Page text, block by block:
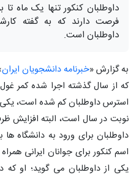
داوطلبان کنکور تنها یک ماه
فرصت دارند که به گفته
داوطلبان است.
به گزارش «خبرنامه دانشجویان ایران
که از سال گذشته اجرا شده کمر
استرس داوطلبان کم شده است، یکی
نوبت در سال است، البته افزایش
داوطلبان برای ورود به دانشگاه
اسم کنکور برای جوانان ایرانی
یکی از داوطلبان می گوید؛ او که